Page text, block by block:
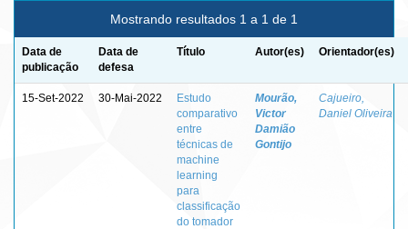
Mostrando resultados 1 a 1 de 1
Data de
publicação
Data de
defesa
Título Autor(es) Orientador(es)
15-Set-2022 30-Mai-2022
Estudo
comparativo
entre
técnicas de
machine
learning
para
classificação
do tomador
Mourão,
Victor
Damião
Gontijo
Cajueiro,
Daniel Oliveira